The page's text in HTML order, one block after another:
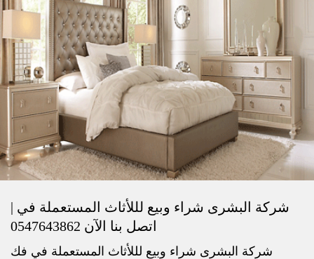
شركة البشرى شراء وبيع لللأثاث المستعملة في |
اتصل بنا الآن 0547643862
شركة البشرى شراء وبيع لللأثاث المستعملة في فك